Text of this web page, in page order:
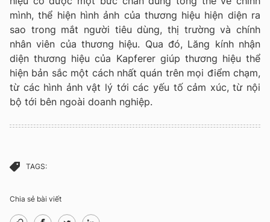
mình, thể hiện hình ảnh của thương hiệu hiện diện ra
sao trong mắt người tiêu dùng, thị trường và chính
nhân viên của thương hiệu. Qua đó, Lăng kính nhận
diện thương hiệu của Kapferer giúp thương hiệu thể
hiện bản sắc một cách nhất quán trên mọi điểm chạm,
từ các hình ảnh vật lý tới các yếu tố cảm xúc, từ nội
bộ tới bên ngoài doanh nghiệp.
TAGS:
Chia sẻ bài viết